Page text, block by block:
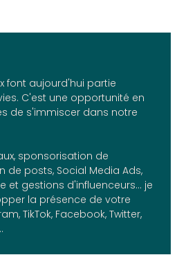
font aujourd'hui partie
C'est une opportunité en
de s'immiscer dans notre
sponsorisation de
de posts, Social Media Ads,
et gestions d'influenceurs... je
la présence de votre
TikTok, Facebook, Twitter,